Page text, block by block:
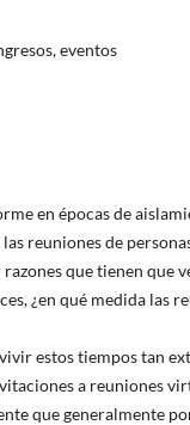
eventos
en épocas de
reuniones de
que tienen que
¿en qué medida las
estos tiempos tan
a reuniones
que generalmente